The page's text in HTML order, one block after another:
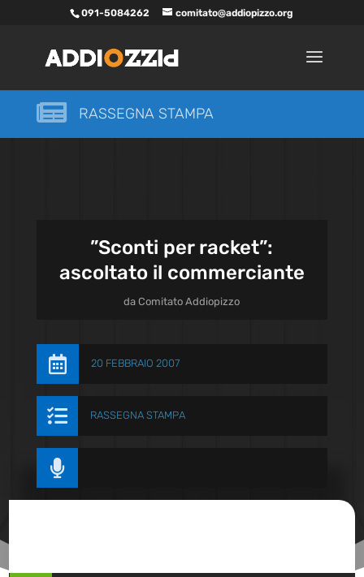
091-5084262 comitato@addiopizzo.org
 RASSEGNA STAMPA
”Sconti per racket”:
ascoltato il commerciante
daComitato Addiopizzo
 20 FEBBRAIO 2007
 RASSEGNA STAMPA
